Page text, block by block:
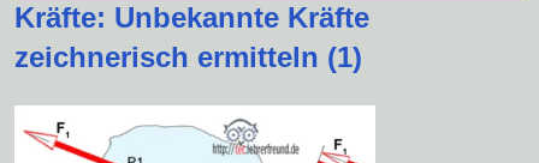
Kräfte: Unbekannte Kräfte
zeichnerisch ermitteln (1)